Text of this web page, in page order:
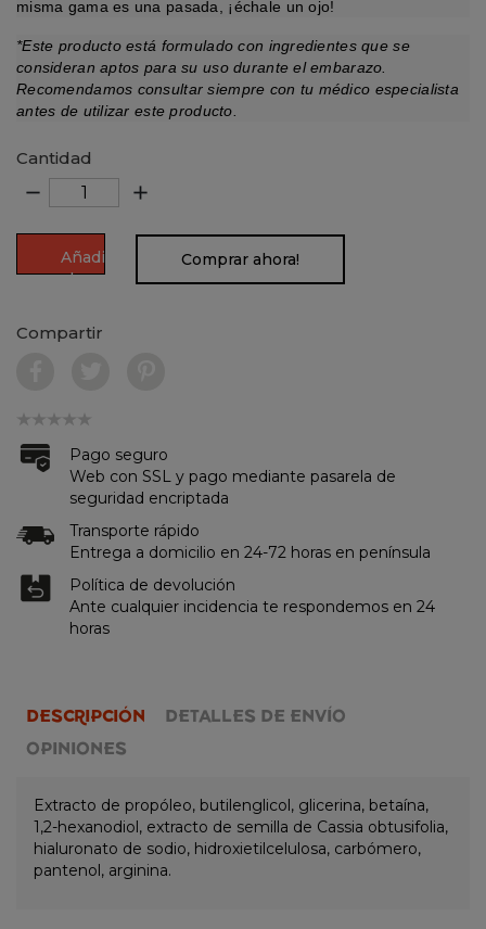
misma gama es una pasada, ¡échale un ojo!
*Este producto está formulado con ingredientes que se
consideran aptos para su uso durante el embarazo.
Recomendamos consultar siempre con tu médico especialista
antes de utilizar este producto.
Cantidad
remove add
Añadir
al
Comprar ahora!
Compartir
Pago seguro
Web con SSL y pago mediante pasarela de
seguridad encriptada
Transporte rápido
Entrega a domicilio en 24-72 horas en península
Política de devolución
Ante cualquier incidencia te respondemos en 24
horas
DESCRIPCIÓN
DETALLES DE ENVÍO
OPINIONES
Extracto de propóleo, butilenglicol, glicerina, betaína,
1,2-hexanodiol, extracto de semilla de Cassia obtusifolia,
hialuronato de sodio, hidroxietilcelulosa, carbómero,
pantenol, arginina.